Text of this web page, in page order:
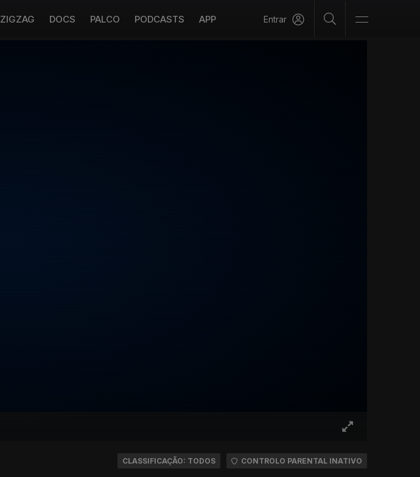
ZIGZAG DOCS PALCO PODCASTS APP Entrar
CLASSIFICAÇÃO: TODOS CONTROLO PARENTAL INATIVO